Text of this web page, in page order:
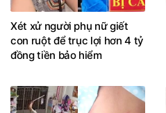
Xét xử người phụ nữ giết
con ruột để trục lợi hơn 4 tỷ
đồng tiền bảo hiểm